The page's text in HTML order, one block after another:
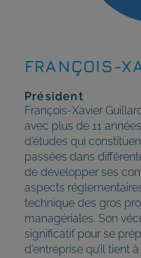
FRANÇOIS-
Président
François-Xavier
avec plus de 11
d’études qui
passées dans
de développer ses
aspects
technique des gros
managériales. Son
significatif pour se
d’entreprise qu’il tient